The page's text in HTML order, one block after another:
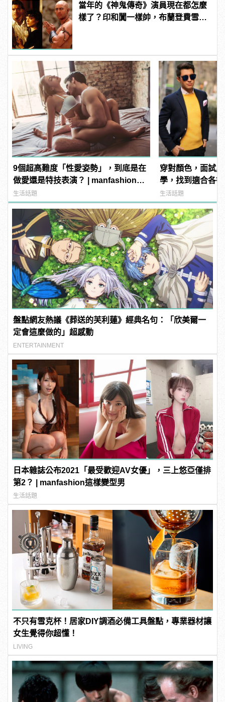
當年的《神鬼傳奇》演員現在都怎麼
樣了？印和闐一樣帥，布蘭登費雪大
9個超高難度「性愛姿勢」，到底是在
做愛還是特技表演？ | manfashion這
樣變型男
生活話題
穿對顏色，面試
學，找到適合各
生活話題
盤點網友熱議《葬送的芙利蓮》經典名句：「欣美爾一
定會這麼做的」超感動
ENTERTAINMENT
日本雜誌公布2021「最受歡迎AV女優」，三上悠亞僅排
第2？ | manfashion這樣變型男
生活話題
不只有雪克杯！居家DIY調酒必備工具盤點，專業器材讓
女生覺得你超懂！
LIVING